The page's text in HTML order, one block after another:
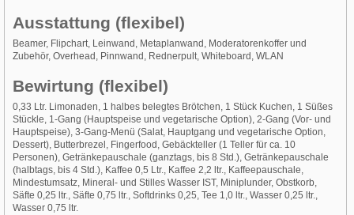
Ausstattung (flexibel)
Beamer, Flipchart, Leinwand, Metaplanwand, Moderatorenkoffer und
Zubehör, Overhead, Pinnwand, Rednerpult, Whiteboard, WLAN
Bewirtung (flexibel)
0,33 Ltr. Limonaden, 1 halbes belegtes Brötchen, 1 Stück Kuchen, 1 Süßes
Stückle, 1-Gang (Hauptspeise und vegetarische Option), 2-Gang (Vor- und
Hauptspeise), 3-Gang-Menü (Salat, Hauptgang und vegetarische Option,
Dessert), Butterbrezel, Fingerfood, Gebäckteller (1 Teller für ca. 10
Personen), Getränkepauschale (ganztags, bis 8 Std.), Getränkepauschale
(halbtags, bis 4 Std.), Kaffee 0,5 Ltr., Kaffee 2,2 ltr., Kaffeepauschale,
Mindestumsatz, Mineral- und Stilles Wasser IST, Miniplunder, Obstkorb,
Säfte 0,25 ltr., Säfte 0,75 ltr., Softdrinks 0,25, Tee 1,0 ltr., Wasser 0,25 ltr.,
Wasser 0,75 ltr.